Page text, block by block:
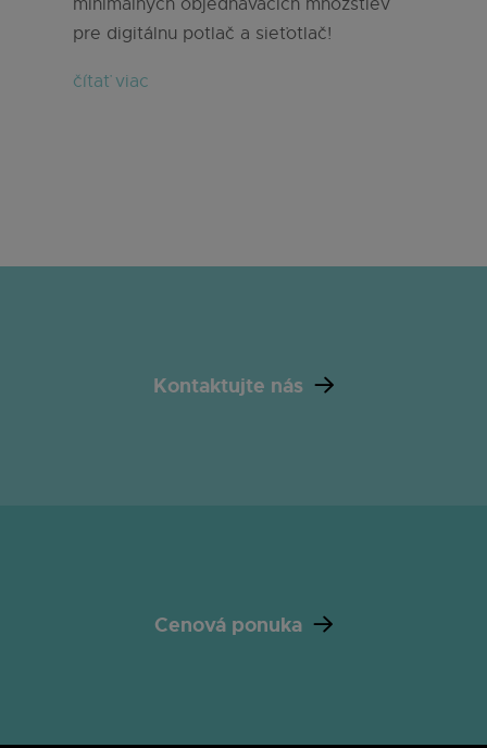
minimálnych objednávacích množstiev
pre digitálnu potlač a sieťotlač!
čítať viac
Kontaktujte nás
Cenová ponuka